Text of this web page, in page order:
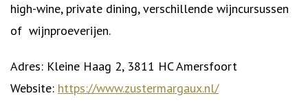
high-wine, private dining, verschillende wijncursussen
of wijnproeverijen.
Adres: Kleine Haag 2, 3811 HC Amersfoort
Website: https://www.zustermargaux.nl/